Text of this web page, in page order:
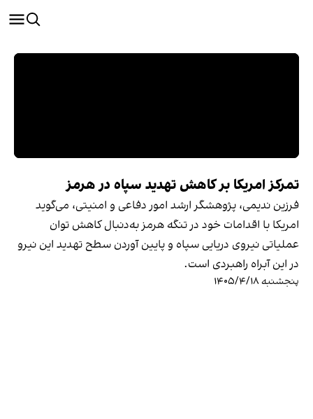
تمرکز امریکا بر کاهش تهدید سپاه در هرمز
فرزین ندیمی، پژوهشگر ارشد امور دفاعی و امنیتی، می‌گوید
امریکا با اقدامات خود در تنگه هرمز به‌دنبال کاهش توان
عملیاتی نیروی دریایی سپاه و پایین آوردن سطح تهدید این نیرو
در این آبراه راهبردی است.
پنجشنبه ۱۴۰۵/۴/۱۸